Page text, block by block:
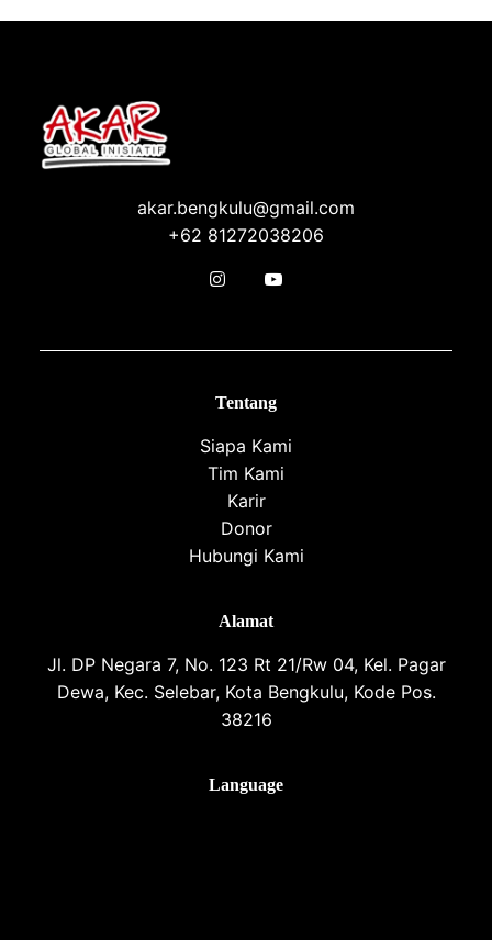
akar.bengkulu@gmail.com
+62 81272038206
Tentang
Siapa Kami
Tim Kami
Karir
Donor
Hubungi Kami
Alamat
Jl. DP Negara 7, No. 123 Rt 21/Rw 04, Kel. Pagar
Dewa, Kec. Selebar, Kota Bengkulu, Kode Pos.
38216
Language